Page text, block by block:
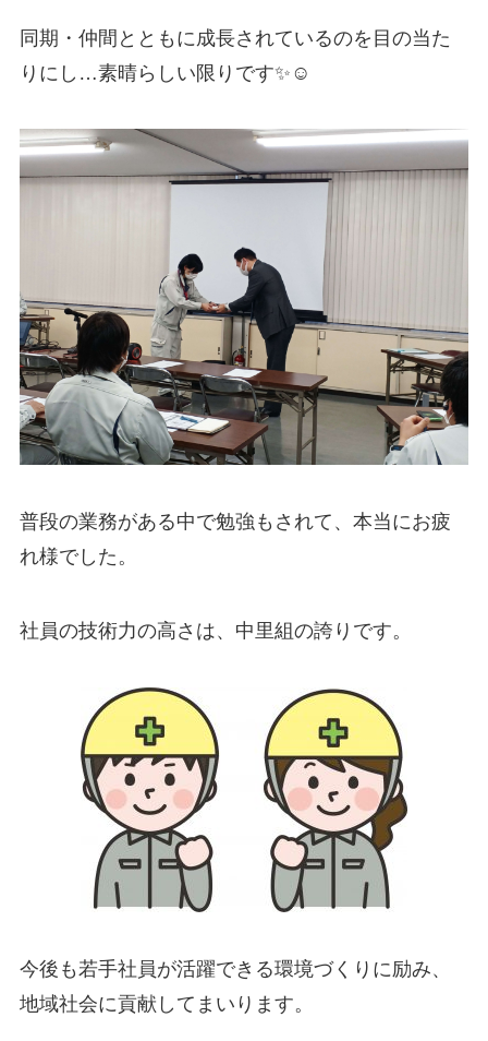
同期・仲間とともに成長されているのを目の当た
りにし…素晴らしい限りです✨☺
普段の業務がある中で勉強もされて、本当にお疲
れ様でした。
社員の技術力の高さは、中里組の誇りです。
今後も若手社員が活躍できる環境づくりに励み、
地域社会に貢献してまいります。